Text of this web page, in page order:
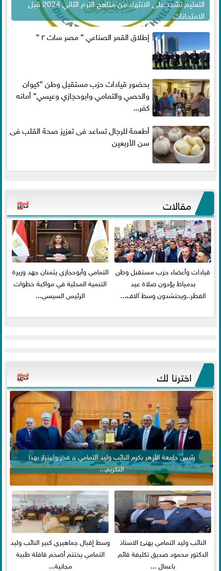
التعليم تشدد على الانتهاء من مناهج الترم الثاني 2024 قبل
الامتحانات
إطلاق القمر الصناعي ” مصر سات ٢ ”
بحضور قيادات حزب مستقبل وطن ”كيوان
والحصي والتمامي وابوحجازي وعيسي” أمانه
كفر...
أطعمة للرجال تساعد فى تعزيز صحة القلب فى
سن الأربعين
مقالات
قيادات وأعضاء حزب مستقبل وطن
بدمياط يؤدون صلاة عيد
الفطر..ويحتشدون وسط آلاف...
التمامي وأبوحجازي يثمنان جهد وزيرة
التنمية المحلية في مواكبة خطوات
الرئيس السيسي...
اخترنا لك
رئيس جامعة الأزهر يكرم النائب وليد التمامي .. فخر واعتزاز بهذا
التكريم...
النائب وليد التمامي يهنئ الاستاذ
الدكتور محمود صديق تكليفة قائم
باعمال ...
وسط إقبال جماهيري كبير النائب وليد
التمامي يختتم أضخم قافلة طبية
مجانية...